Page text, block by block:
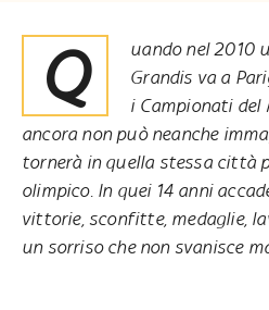
Quando nel 2010 una giovane Beatrice Vio
Grandis va a
i Campionati del
ancora non può neanche
tornerà in quella stessa città
olimpico. In quei 14 anni
vittorie, sconfitte, medaglie,
un sorriso che non svanisce